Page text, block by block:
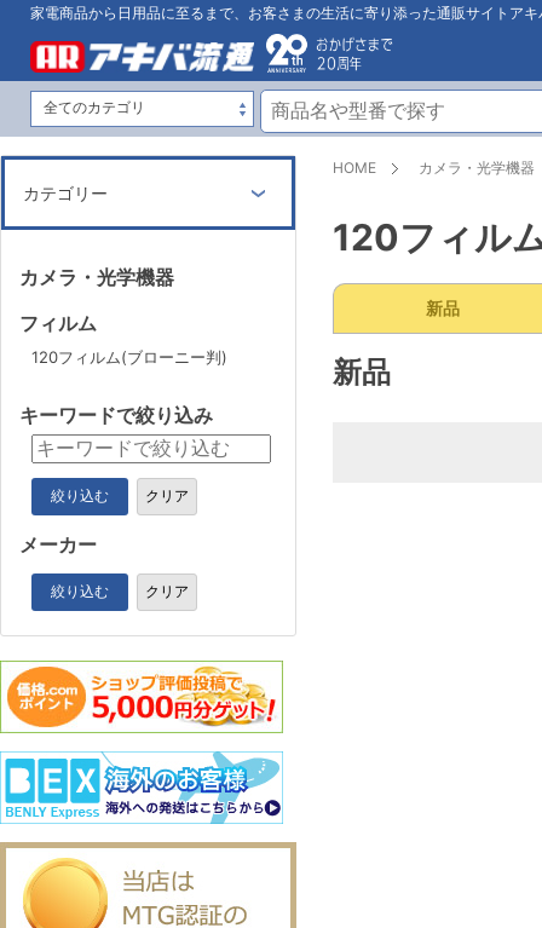
家電商品から日用品に至るまで、お客さまの生活に寄り添った通販サイトアキ
HOME カメラ・光学機器
120フィル
新品
新品
カテゴリー
カメラ・光学機器
フィルム
120フィルム(ブローニー判)
キーワードで絞り込み
絞り込む クリア
メーカー
絞り込む クリア